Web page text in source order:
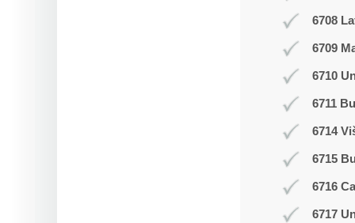
6708
6709
6710
6711
6714
6715
6716
6717